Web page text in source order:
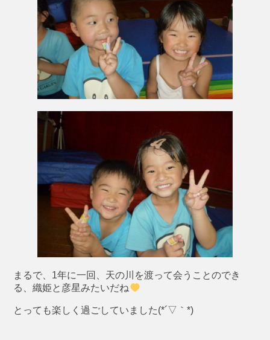
まるで、1年に一回、天の川を渡って会うことのでき
る、織姫と彦星みたいだね
とっても楽しく過ごしていました(*´▽｀*)